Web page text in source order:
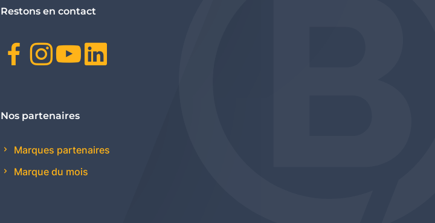
Restons en contact
Facebook
Instagram
Youtube
Nos partenaires
Marques partenaires
Marque du mois